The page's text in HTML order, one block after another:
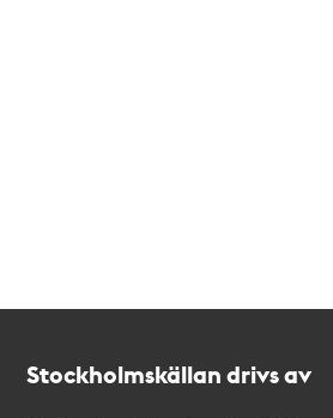
Stockholmskällan drivs av